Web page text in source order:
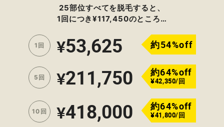
25部位すべてを脱毛すると、
1回につき¥117,450のところ…
1回 ¥53,625 約54%off
5回 ¥211,750 約64%off
¥42,350/回
10回 ¥418,000 約64%off
¥41,800/回